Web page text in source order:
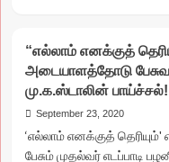
பர்ஸ்
இல்லை…
ஏடிஎம்
கார்டு
எங்கோ
அரசியல்
“எல்லாம் எனக்குத்
அடையாளத்தோடு
மு.க.ஸ்டாலின்
September 23, 2020
‘எல்லாம் எனக்குத்
பேசும் முதல்வர் எடப்பாடி